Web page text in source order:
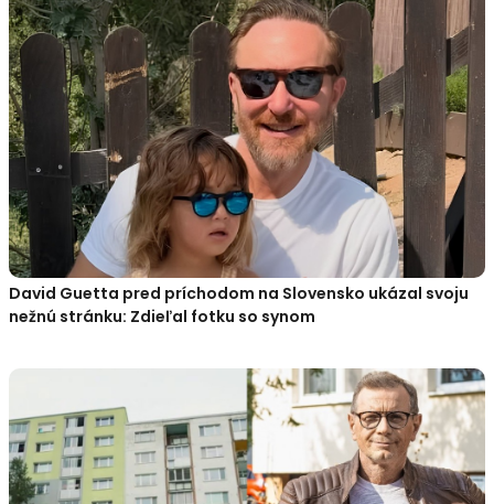
David Guetta pred príchodom na Slovensko ukázal svoju
nežnú stránku: Zdieľal fotku so synom